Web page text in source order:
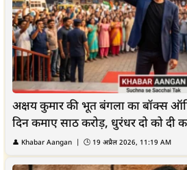
अक्षय कुमार की भूत बंगला का बॉक्स
दिन कमाए साठ करोड़, धुरंधर दो को दी
👤 Khabar Aangan | 🕒 19 अप्रैल 2026, 11:19 AM